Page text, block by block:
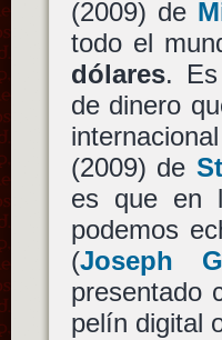
(2009) de
todo el
dólares. Es
de dinero
(2009) de
es que en
podemos
(Joseph
presentado
pelín digital